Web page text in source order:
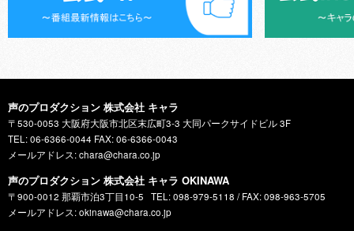
声のプロダクション 株式会社 キャラ
〒530-0053 大阪府大阪市北区末広町3-3 大同パークサイドビル 3F
TEL: 06-6366-0044 FAX: 06-6366-0043
メールアドレス: chara@chara.co.jp
声のプロダクション 株式会社 キャラ OKINAWA
〒900-0012 那覇市泊3丁目10-5
TEL: 098-979-5118 / FAX: 098-963-5705
メールアドレス: okinawa@chara.co.jp